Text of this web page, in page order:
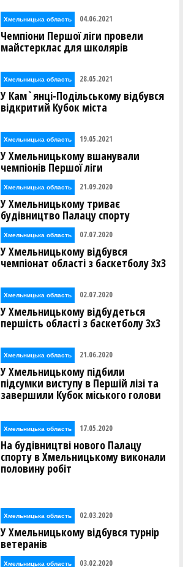
Хмельницька область 04.06.2021
Чемпіони Першої ліги провели
майстерклас для школярів
Хмельницька область 28.05.2021
У Кам`янці-Подільському відбувся
відкритий Кубок міста
Хмельницька область 19.05.2021
У Хмельницькому вшанували
чемпіонів Першої ліги
Хмельницька область 21.09.2020
У Хмельницькому триває
будівництво Палацу спорту
Хмельницька область 07.07.2020
У Хмельницькому відбувся
чемпіонат області з баскетболу 3х3
Хмельницька область 02.07.2020
У Хмельницькому відбудеться
першість області з баскетболу 3х3
Хмельницька область 21.06.2020
У Хмельницькому підбили
підсумки виступу в Першій лізі та
завершили Кубок міського голови
Хмельницька область 17.05.2020
На будівництві нового Палацу
спорту в Хмельницькому виконали
половину робіт
Хмельницька область 02.03.2020
У Хмельницькому відбувся турнір
ветеранів
Хмельницька область 03.02.2020